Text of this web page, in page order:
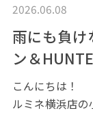
2026.06.08
雨にも負け
ン＆
こんにちは！
ルミネ横浜店